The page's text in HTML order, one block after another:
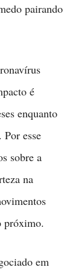
pairando
é
enquanto
esse
sobre a
na
próximo.
em